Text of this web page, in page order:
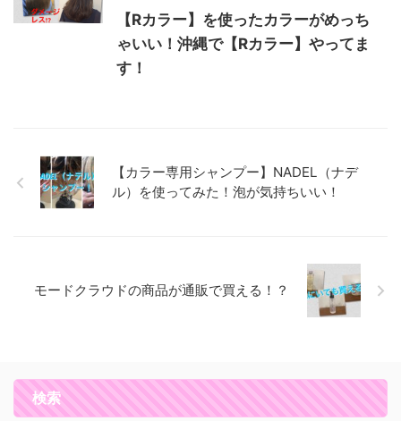
【Rカラー】を使ったカラーがめっち
ゃいい！沖縄で【Rカラー】やってま
す！
【カラー専用シャンプー】NADEL（ナデ
ル）を使ってみた！泡が気持ちいい！
モードクラウドの商品が通販で買える！？
検索